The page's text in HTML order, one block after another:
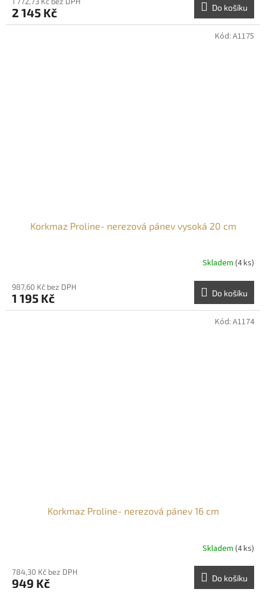
2 145 Kč Do košíku
Korkmaz Proline- nerezová pánev vysoká 20 cm
Skladem (4 ks)
987,60 Kč bez DPH
1 195 Kč Do košíku
Kód: A1175
Korkmaz Proline- nerezová pánev 16 cm
Skladem (4 ks)
784,30 Kč bez DPH
949 Kč Do košíku
Kód: A1174